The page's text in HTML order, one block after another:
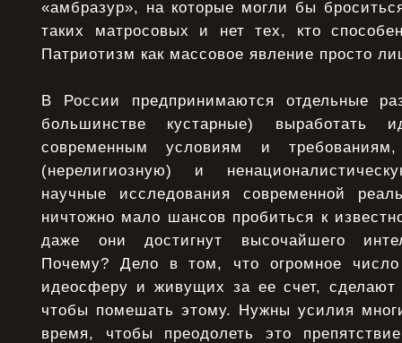
«амбразур», на которые могли бы
таких матросовых и нет тех, кто
Патриотизм как массовое явление просто
В России предпринимаются отдельные
большинстве кустарные) выработать
современным условиям и
(нерелигиозную) и
научные исследования современной
ничтожно мало шансов пробиться к
даже они достигнут высочайшего
Почему? Дело в том, что огромное
идеосферу и живущих за ее счет,
чтобы помешать этому. Нужны усилия
время, чтобы преодолеть это